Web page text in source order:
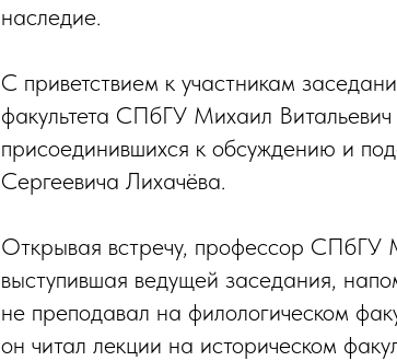
наследие.
С приветствием к участникам
факультета СПбГУ Михаил
присоединившихся к обсуждению и
Сергеевича Лихачёва.
Открывая встречу, профессор СПбГУ
выступившая ведущей заседания,
не преподавал на филологическом
он читал лекции на историческом